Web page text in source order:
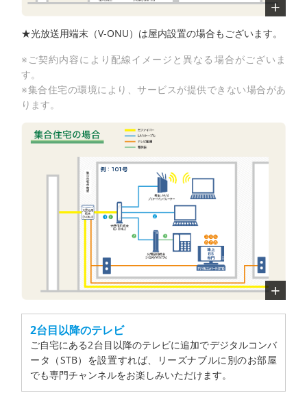
★光放送用端末（V-ONU）は屋内設置の場合もございます。
※ご契約内容により配線イメージと異なる場合がございま
す。
※集合住宅の環境により、サービスが提供できない場合があ
ります。
2台目以降のテレビ
ご自宅にある2台目以降のテレビに追加でデジタルコンバ
ータ（STB）を設置すれば、リーズナブルに別のお部屋
でも専門チャンネルをお楽しみいただけます。